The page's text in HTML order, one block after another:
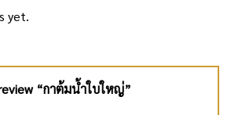
yet.
“กาต้มน้ำใบใหญ่”